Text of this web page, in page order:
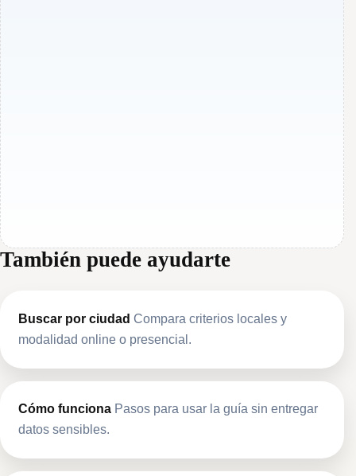
También puede ayudarte
Buscar por ciudad Compara criterios locales y
modalidad online o presencial.
Cómo funciona Pasos para usar la guía sin entregar
datos sensibles.